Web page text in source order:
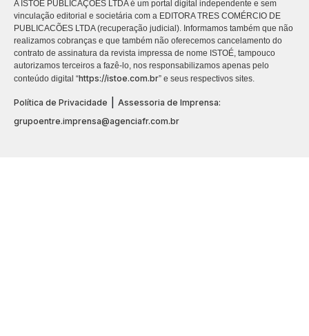
A ISTOÉ PUBLICAÇÕES LTDA é um portal digital independente e sem
vinculação editorial e societária com a EDITORA TRES COMÉRCIO DE
PUBLICACÕES LTDA (recuperação judicial). Informamos também que não
realizamos cobranças e que também não oferecemos cancelamento do
contrato de assinatura da revista impressa de nome ISTOÉ, tampouco
autorizamos terceiros a fazê-lo, nos responsabilizamos apenas pelo
conteúdo digital “https://istoe.com.br” e seus respectivos sites.
Política de Privacidade
Assessoria de Imprensa:
grupoentre.imprensa@agenciafr.com.br